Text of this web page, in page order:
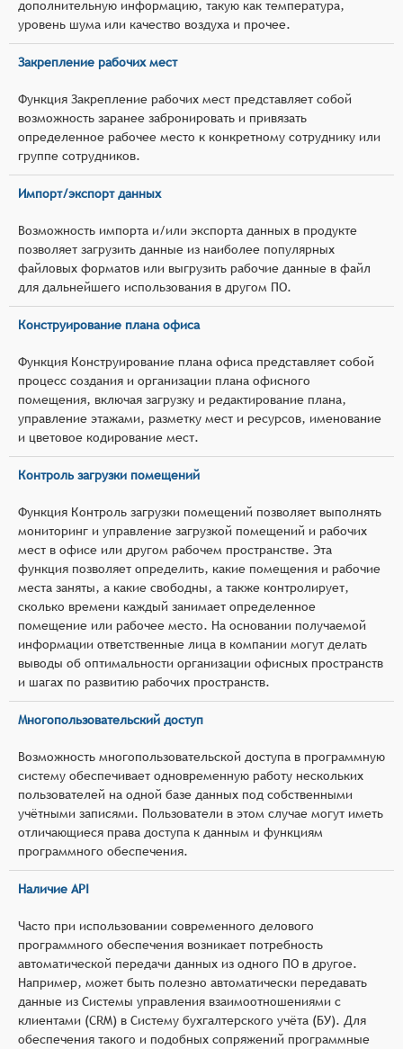
дополнительную информацию, такую как температура,
уровень шума или качество воздуха и прочее.
Закрепление рабочих мест
Функция Закрепление рабочих мест представляет собой
возможность заранее забронировать и привязать
определенное рабочее место к конкретному сотруднику или
группе сотрудников.
Импорт/экспорт данных
Возможность импорта и/или экспорта данных в продукте
позволяет загрузить данные из наиболее популярных
файловых форматов или выгрузить рабочие данные в файл
для дальнейшего использования в другом ПО.
Конструирование плана офиса
Функция Конструирование плана офиса представляет собой
процесс создания и организации плана офисного
помещения, включая загрузку и редактирование плана,
управление этажами, разметку мест и ресурсов, именование
и цветовое кодирование мест.
Контроль загрузки помещений
Функция Контроль загрузки помещений позволяет выполнять
мониторинг и управление загрузкой помещений и рабочих
мест в офисе или другом рабочем пространстве. Эта
функция позволяет определить, какие помещения и рабочие
места заняты, а какие свободны, а также контролирует,
сколько времени каждый занимает определенное
помещение или рабочее место. На основании получаемой
информации ответственные лица в компании могут делать
выводы об оптимальности организации офисных пространств
и шагах по развитию рабочих пространств.
Многопользовательский доступ
Возможность многопользовательской доступа в программную
систему обеспечивает одновременную работу нескольких
пользователей на одной базе данных под собственными
учётными записями. Пользователи в этом случае могут иметь
отличающиеся права доступа к данным и функциям
программного обеспечения.
Наличие API
Часто при использовании современного делового
программного обеспечения возникает потребность
автоматической передачи данных из одного ПО в другое.
Например, может быть полезно автоматически передавать
данные из Системы управления взаимоотношениями с
клиентами (CRM) в Систему бухгалтерского учёта (БУ). Для
обеспечения такого и подобных сопряжений программные